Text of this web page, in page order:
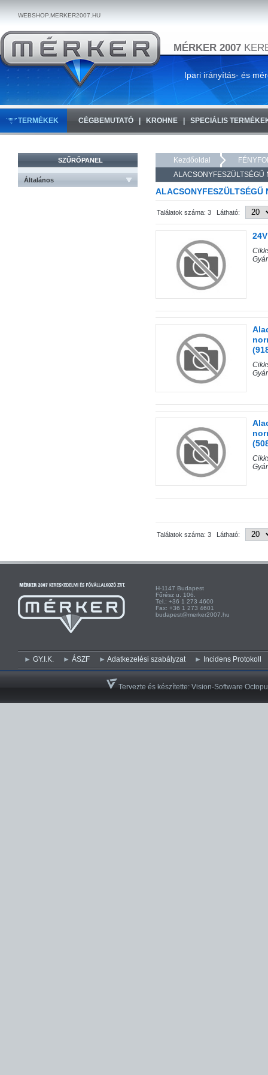
WEBSHOP.MERKER2007.HU
MÉRKER 2007
Ipari irányítás- és
TERMÉKEK CÉGBEMUTATÓ KROHNE SPECIÁLIS
Kezdőoldal
ALACSONYFESZÜLTSÉGŰ
ALACSONYFESZÜLTSÉGŰ
Találatok száma: 3 Látható:
Találatok száma: 3 Látható:
SZŰRŐPANEL
Általános
H-1147 Budapest H-
Fűrész u. 106.
Tel.: +36 1 273 4600
Fax: +36 1 273 4601
budapest@merker2007.hu
GY.I.K. ÁSZF Adatkezelési szabályzat Incidens Protokoll
Tervezte és készítette:Vision-Software